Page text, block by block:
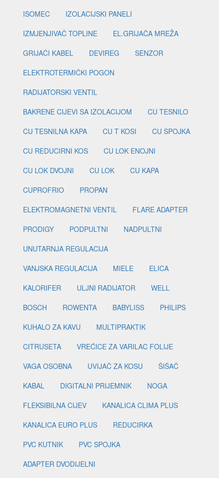
ISOMEC
IZOLACIJSKI PANELI
IZMJENJIVAČ TOPLINE
EL.GRIJAČA MREŽA
GRIJAČI KABEL
DEVIREG
SENZOR
ELEKTROTERMIČKI POGON
RADIJATORSKI VENTIL
BAKRENE CIJEVI SA IZOLACIJOM
CU TESNILO
CU TESNILNA KAPA
CU T KOSI
CU SPOJKA
CU REDUCIRNI KOS
CU LOK ENOJNI
CU LOK DVOJNI
CU LOK
CU KAPA
CUPROFRIO
PROPAN
ELEKTROMAGNETNI VENTIL
FLARE ADAPTER
PRODIGY
PODPULTNI
NADPULTNI
UNUTARNJA REGULACIJA
VANJSKA REGULACIJA
MIELE
ELICA
KALORIFER
ULJNI RADIJATOR
WELL
BOSCH
ROWENTA BABYLISS
PHILIPS
KUHALO ZA KAVU
MULTIPRAKTIK
CITRUSETA
VREĆICE ZA VARILAC FOLIJE
VAGA OSOBNA
UVIJAČ ZA KOSU
ŠIŠAČ
KABAL
DIGITALNI PRIJEMNIK
NOGA
FLEKSIBILNA CIJEV
KANALICA CLIMA PLUS
KANALICA EURO PLUS
REDUCIRKA
PVC KUTNIK
PVC SPOJKA
ADAPTER DVODIJELNI